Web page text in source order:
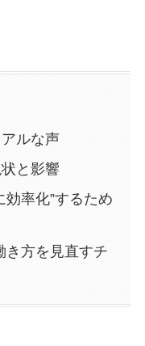
ルな声
と影響
効率化”するため
き方を見直すチ